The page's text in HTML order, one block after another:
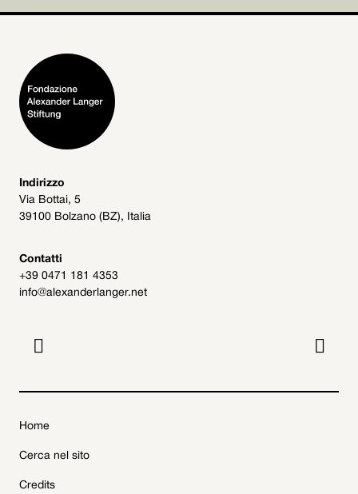
Indirizzo
Via Bottai, 5
39100 Bolzano (BZ), Italia
Contatti
+39 0471 181 4353
info@alexanderlanger.net
 
Home
Cerca nel sito
Credits